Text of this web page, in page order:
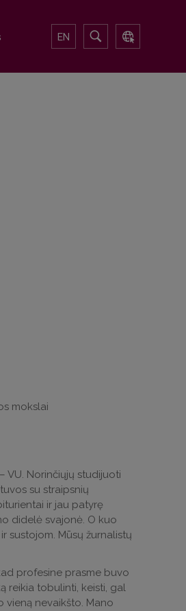
EN
mokslai
VU. Norinčiųjų studijuoti
su straipsnių
ir jau patyrę
didelė svajonė. O kuo
sustojom. Mūsų žurnalistų
profesine prasme buvo
reikia tobulinti, keisti, gal
vieną nevaikšto. Mano